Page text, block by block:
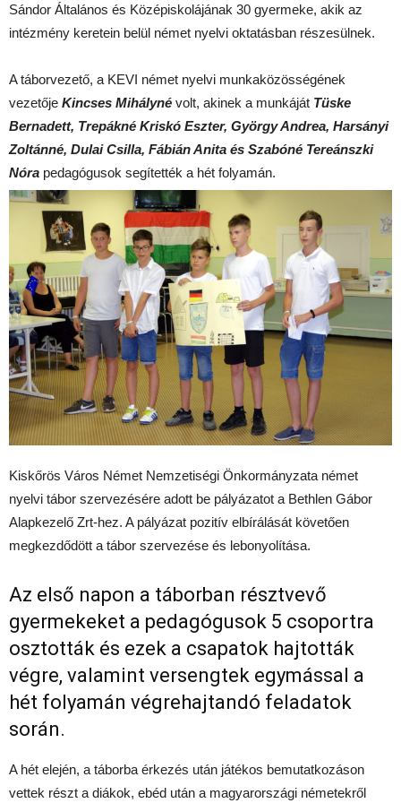
Sándor Általános és Középiskolájának 30 gyermeke, akik az
intézmény keretein belül német nyelvi oktatásban részesülnek.
A táborvezető, a KEVI német nyelvi munkaközösségének
vezetője Kincses Mihályné volt, akinek a munkáját Tüske
Bernadett, Trepákné Kriskó Eszter, György Andrea, Harsányi
Zoltánné, Dulai Csilla, Fábián Anita és Szabóné Tereánszki
Nóra pedagógusok segítették a hét folyamán.
Kiskőrös Város Német Nemzetiségi Önkormányzata német
nyelvi tábor szervezésére adott be pályázatot a Bethlen Gábor
Alapkezelő Zrt-hez. A pályázat pozitív elbírálását követően
megkezdődött a tábor szervezése és lebonyolítása.
Az első napon a táborban résztvevő
gyermekeket a pedagógusok 5 csoportra
osztották és ezek a csapatok hajtották
végre, valamint versengtek egymással a
hét folyamán végrehajtandó feladatok
során.
A hét elején, a táborba érkezés után játékos bemutatkozáson
vettek részt a diákok, ebéd után a magyarországi németekről